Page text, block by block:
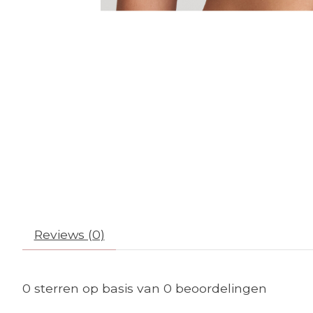
Reviews (0)
0 sterren op basis van 0 beoordelingen